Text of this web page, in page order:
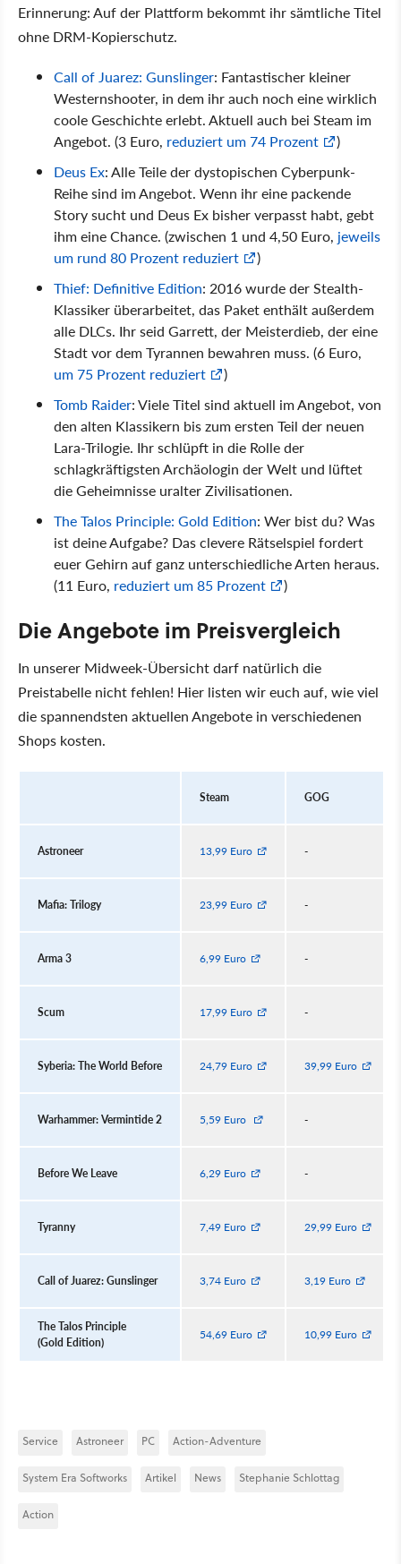
Erinnerung: Auf der Plattform bekommt ihr sämtliche Titel
ohne DRM-Kopierschutz.
Call of Juarez: Gunslinger: Fantastischer kleiner
Westernshooter, in dem ihr auch noch eine wirklich
coole Geschichte erlebt. Aktuell auch bei Steam im
Angebot. (3 Euro, reduziert um 74 Prozent
)
Deus Ex: Alle Teile der dystopischen Cyberpunk-
Reihe sind im Angebot. Wenn ihr eine packende
Story sucht und Deus Ex bisher verpasst habt, gebt
ihm eine Chance. (zwischen 1 und 4,50 Euro, jeweils
um rund 80 Prozent reduziert
)
Thief: Definitive Edition: 2016 wurde der Stealth-
Klassiker überarbeitet, das Paket enthält außerdem
alle DLCs. Ihr seid Garrett, der Meisterdieb, der eine
Stadt vor dem Tyrannen bewahren muss. (6 Euro,
um 75 Prozent reduziert
)
Tomb Raider: Viele Titel sind aktuell im Angebot, von
den alten Klassikern bis zum ersten Teil der neuen
Lara-Trilogie. Ihr schlüpft in die Rolle der
schlagkräftigsten Archäologin der Welt und lüftet
die Geheimnisse uralter Zivilisationen.
The Talos Principle: Gold Edition: Wer bist du? Was
ist deine Aufgabe? Das clevere Rätselspiel fordert
euer Gehirn auf ganz unterschiedliche Arten heraus.
(11 Euro, reduziert um 85 Prozent )
Die Angebote im Preisvergleich
In unserer Midweek-Übersicht darf natürlich die
Preistabelle nicht fehlen! Hier listen wir euch auf, wie viel
die spannendsten aktuellen Angebote in verschiedenen
Shops kosten.
Steam GOG
Astroneer 13,99 Euro -
Mafia: Trilogy 23,99 Euro -
Arma 3 6,99 Euro -
Scum 17,99 Euro -
Syberia: The World Before 24,79 Euro 39,99 Euro
Warhammer: Vermintide 2 5,59 Euro -
Before We Leave 6,29 Euro -
Tyranny 7,49 Euro 29,99 Euro
Call of Juarez: Gunslinger 3,74 Euro 3,19 Euro
The Talos Principle
(Gold Edition)
54,69 Euro 10,99 Euro
Service Astroneer PC Action-Adventure
System Era Softworks Artikel News Stephanie Schlottag
Action